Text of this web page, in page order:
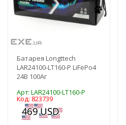
Батарея Longttech
LAR24100-LT160-P LiFePo4
24В 100Аг
Арт: LAR24100-LT160-P
Код: 823739